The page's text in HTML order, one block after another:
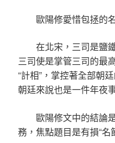
歐陽修愛惜包拯的
在北宋，三司是鹽
三司使是掌管三司的最
“計相”，掌控著全部朝
朝廷來說也是一件年夜
歐陽修文中的結論
務，焦點題目是有損“名